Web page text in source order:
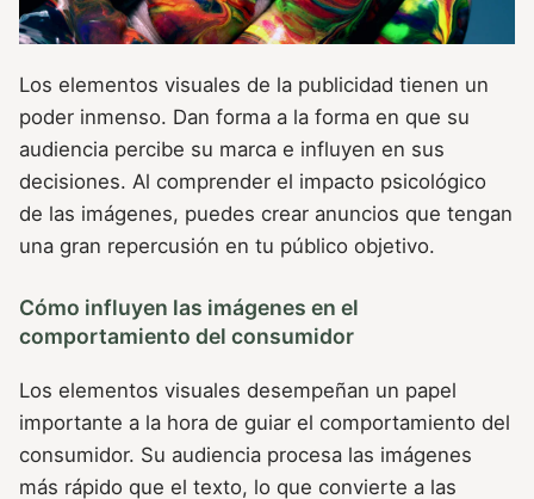
Los elementos visuales de la publicidad tienen un
poder inmenso. Dan forma a la forma en que su
audiencia percibe su marca e influyen en sus
decisiones. Al comprender el impacto psicológico
de las imágenes, puedes crear anuncios que tengan
una gran repercusión en tu público objetivo.
Cómo influyen las imágenes en el
comportamiento del consumidor
Los elementos visuales desempeñan un papel
importante a la hora de guiar el comportamiento del
consumidor. Su audiencia procesa las imágenes
más rápido que el texto, lo que convierte a las